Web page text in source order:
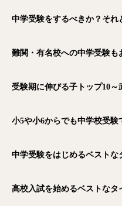
中学受験をするべきか？それ
難関・有名校への中学受験も
受験期に伸びる子トップ10
小5や小6からでも中学校受験
中学受験をはじめるベストな
高校入試を始めるベストなタ